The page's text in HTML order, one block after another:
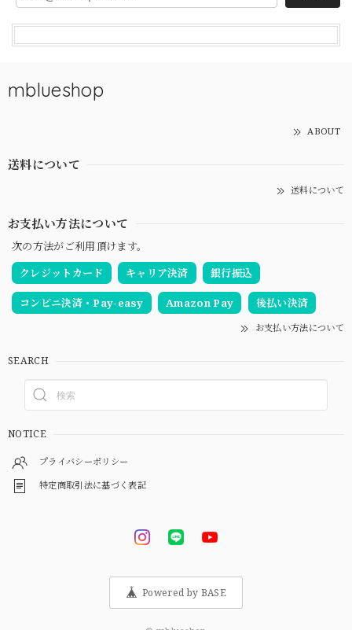
mblueshop
ABOUT
送料について
送料について
お支払い方法について
次の方法がご利用頂けます。
クレジットカード
キャリア決済 銀行振込
コンビニ決済・Pay-easy Amazon Pay 後払い決済
お支払い方法について
SEARCH
NOTICE
プライバシーポリシー
特定商取引法に基づく表記
Powered by BASE